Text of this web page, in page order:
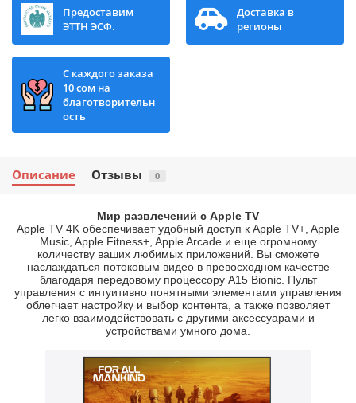
Предоставим
ЭТТН ЭСФ.
Доставка в
регионы
С каждого заказа
10 сом на
благотворительн
ость
Описание Отзывы 0
Мир развлечений с Apple TV
Apple TV 4K обеспечивает удобный доступ к Apple TV+, Apple
Music, Apple Fitness+, Apple Arcade и еще огромному
количеству ваших любимых приложений. Вы сможете
наслаждаться потоковым видео в превосходном качестве
благодаря передовому процессору А15 Bionic. Пульт
управления с интуитивно понятными элементами управления
облегчает настройку и выбор контента, а также позволяет
легко взаимодействовать с другими аксессуарами и
устройствами умного дома.